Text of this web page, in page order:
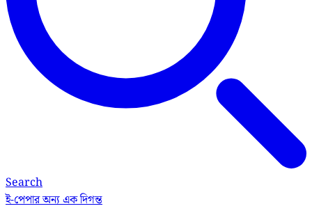
Search
ই-পেপারঅন্য এক দিগন্ত